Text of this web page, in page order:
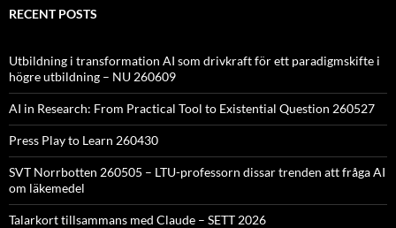
RECENT POSTS
Utbildning i transformation AI som drivkraft för ett paradigmskifte i
högre utbildning – NU 260609
AI in Research: From Practical Tool to Existential Question 260527
Press Play to Learn 260430
SVT Norrbotten 260505 – LTU-professorn dissar trenden att fråga AI
om läkemedel
Talarkort tillsammans med Claude – SETT 2026